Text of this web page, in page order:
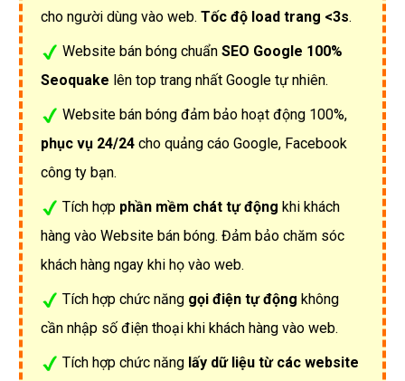
cho người dùng vào web. Tốc độ load trang <3s.
Website bán bóng chuẩn SEO Google 100%
Seoquake lên top trang nhất Google tự nhiên.
Website bán bóng đảm bảo hoạt động 100%,
phục vụ 24/24 cho quảng cáo Google, Facebook
công ty bạn.
Tích hợp phần mềm chát tự động khi khách
hàng vào Website bán bóng. Đảm bảo chăm sóc
khách hàng ngay khi họ vào web.
Tích hợp chức năng gọi điện tự động không
cần nhập số điện thoại khi khách hàng vào web.
Tích hợp chức năng lấy dữ liệu từ các website